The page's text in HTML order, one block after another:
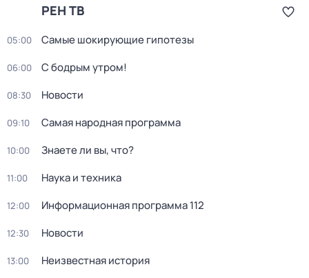
РЕН ТВ
05:00 Самые шoкиpующие гипотезы
06:00 С бодрым утром!
08:30 Новости
09:10 Самая народная программа
10:00 Знаете ли вы, что?
11:00 Hаука и теxника
12:00 Информационная программа 112
12:30 Новости
13:00 Неизвестная история